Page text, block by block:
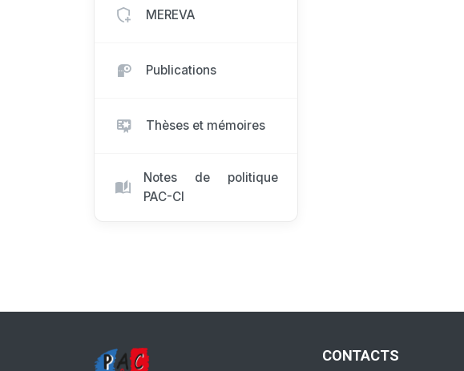
MEREVA
Publications
Thèses et mémoires
Notes de politique
PAC-CI
CONTACTS